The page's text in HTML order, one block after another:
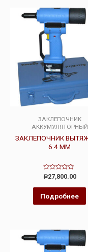
ЗАКЛЕПОЧНИК
АККУМУЛЯТОРНЫЙ
ЗАКЛЕПОЧНИК ВЫТЯЖНОЙ
6.4 ММ
Оценка
из
Р27,800.00
Подробнее